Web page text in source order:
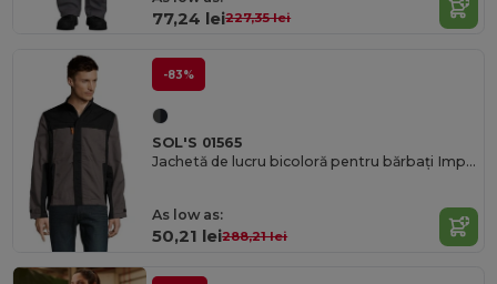
77,24 lei227,35 lei
-83%
SOL'S 01565
Jachetă de lucru bicoloră pentru bărbați Impact Pro
As low as:
50,21 lei288,21 lei